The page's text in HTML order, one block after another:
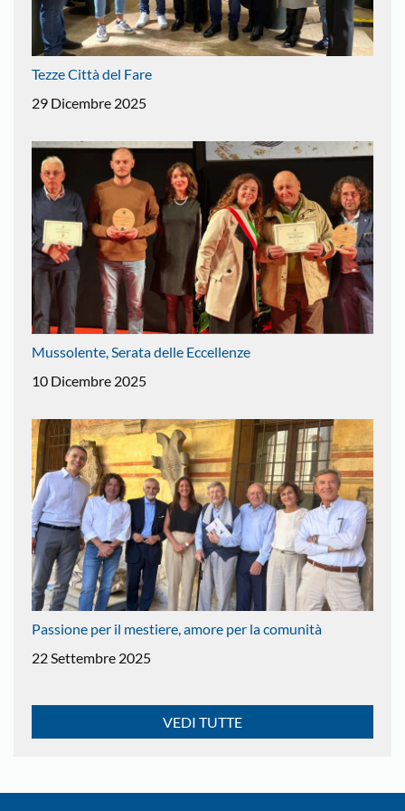
Tezze Città del Fare
29 Dicembre 2025
Mussolente, Serata delle Eccellenze
10 Dicembre 2025
Passione per il mestiere, amore per la comunità
22 Settembre 2025
VEDI TUTTE